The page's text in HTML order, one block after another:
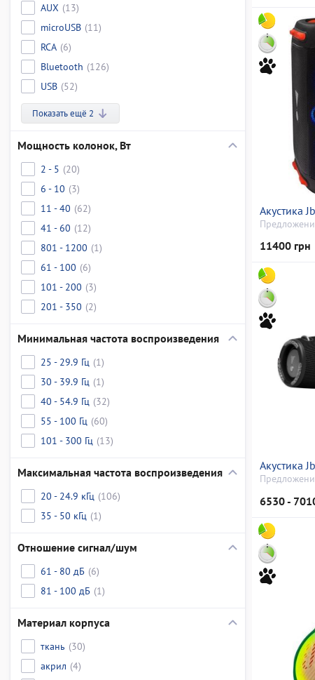
AUX (13)
microUSB (11)
RCA (6)
Bluetooth (126)
USB (52)
Показать ещё 2
Мощность колонок, Вт
2 - 5 (20)
6 - 10 (3)
11 - 40 (62)
41 - 60 (12)
801 - 1200 (1)
61 - 100 (6)
101 - 200 (3)
201 - 350 (2)
Минимальная частота воспроизведения
25 - 29.9 Гц (1)
30 - 39.9 Гц (1)
40 - 54.9 Гц (32)
55 - 100 Гц (60)
101 - 300 Гц (13)
Максимальная частота воспроизведения
20 - 24.9 кГц (106)
35 - 50 кГц (1)
Отношение сигнал/шум
61 - 80 дБ (6)
81 - 100 дБ (1)
Материал корпуса
ткань (30)
акрил (4)
Акустика
11400 грн
Акустика
6530 -